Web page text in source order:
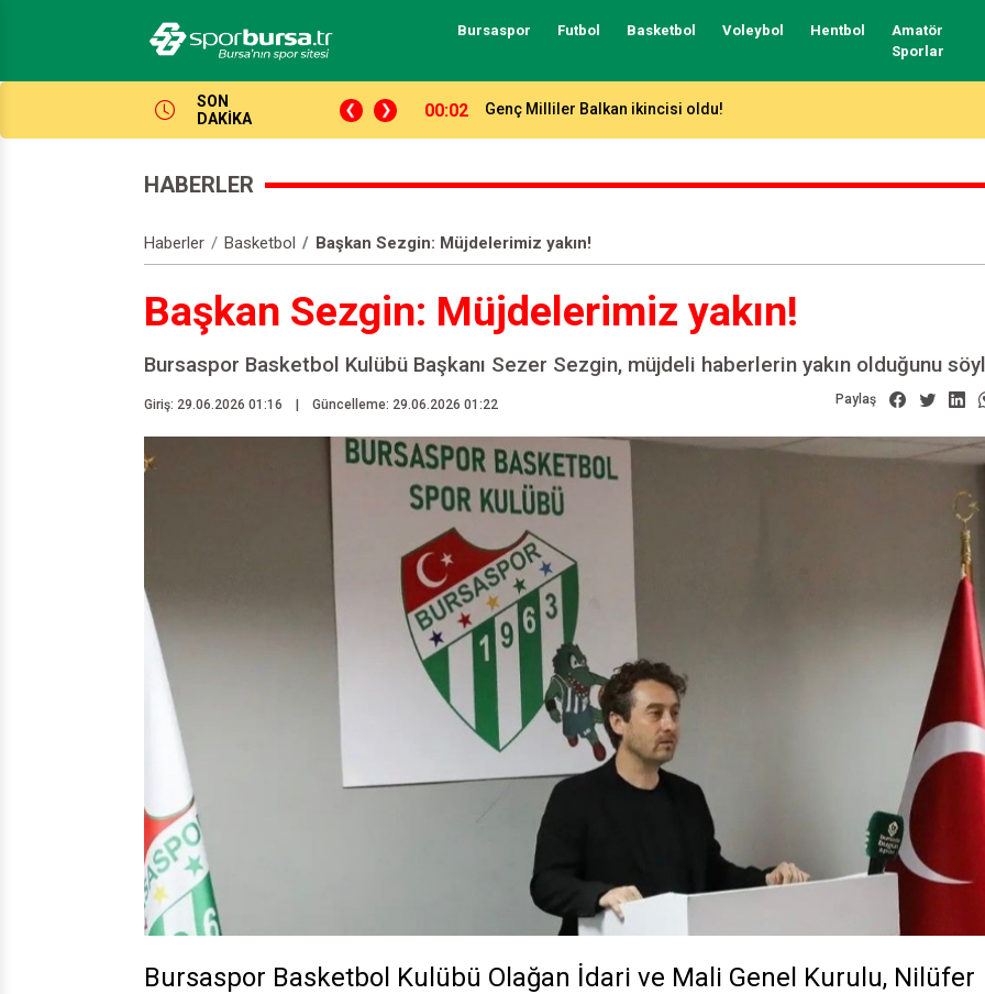
Bursaspor Futbol Basketbol Voleybol Hentbol
Amatör
Sporlar
SON
DAKİKA
23:52 Antalya’da 7 gollü düello!
HABERLER
Haberler Basketbol Başkan Sezgin: Müjdelerimiz yakın!
Başkan Sezgin: Müjdelerimiz yakın!
Bursaspor Basketbol Kulübü Başkanı Sezer Sezgin, müjdeli haberlerin yakın olduğunu
Giriş: 29.06.2026 01:16 Güncelleme: 29.06.2026 01:22 Paylaş
Bursaspor Basketbol Kulübü Olağan İdari ve Mali Genel Kurulu, Nilüfer